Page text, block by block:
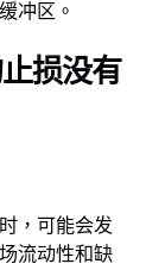
冲区。
损没有
，可能会发
流动性和缺